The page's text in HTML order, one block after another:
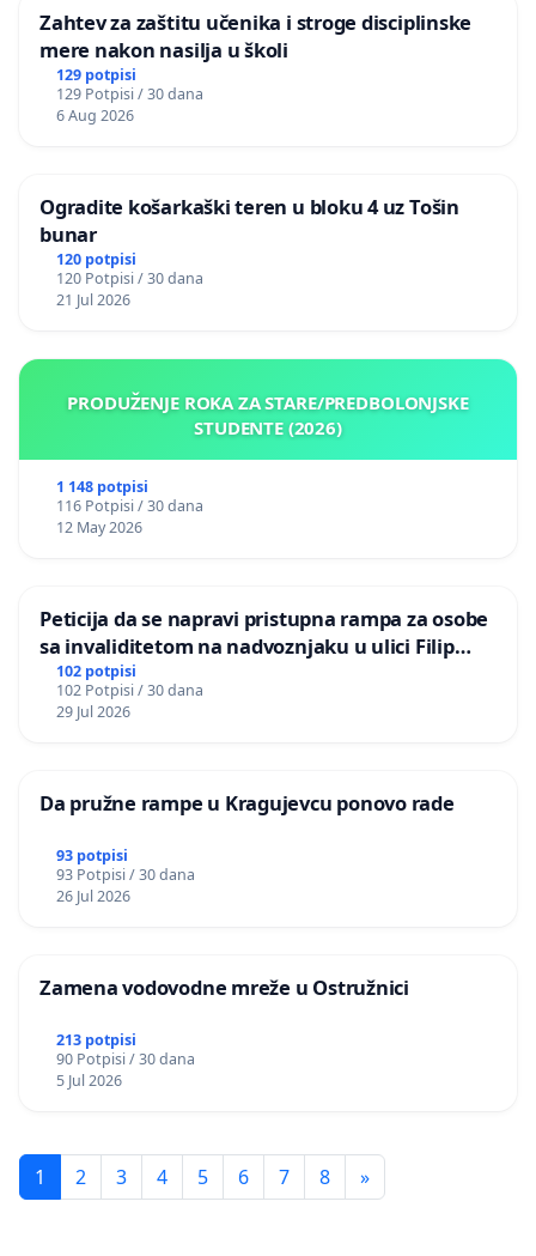
Zahtev za zaštitu učenika i stroge disciplinske
mere nakon nasilja u školi
129 potpisi
129 Potpisi / 30 dana
6 Aug 2026
Ogradite košarkaški teren u bloku 4 uz Tošin
bunar
120 potpisi
120 Potpisi / 30 dana
21 Jul 2026
PRODUŽENJE ROKA ZA STARE/PREDBOLONJSKE
STUDENTE (2026)
1 148 potpisi
116 Potpisi / 30 dana
12 May 2026
Peticija da se napravi pristupna rampa za osobe
sa invaliditetom na nadvoznjaku u ulici Filip
Kljajic u Kragujevcu
102 potpisi
102 Potpisi / 30 dana
29 Jul 2026
Da pružne rampe u Kragujevcu ponovo rade
93 potpisi
93 Potpisi / 30 dana
26 Jul 2026
Zamena vodovodne mreže u Ostružnici
213 potpisi
90 Potpisi / 30 dana
5 Jul 2026
1 2 3 4 5 6 7 8 »